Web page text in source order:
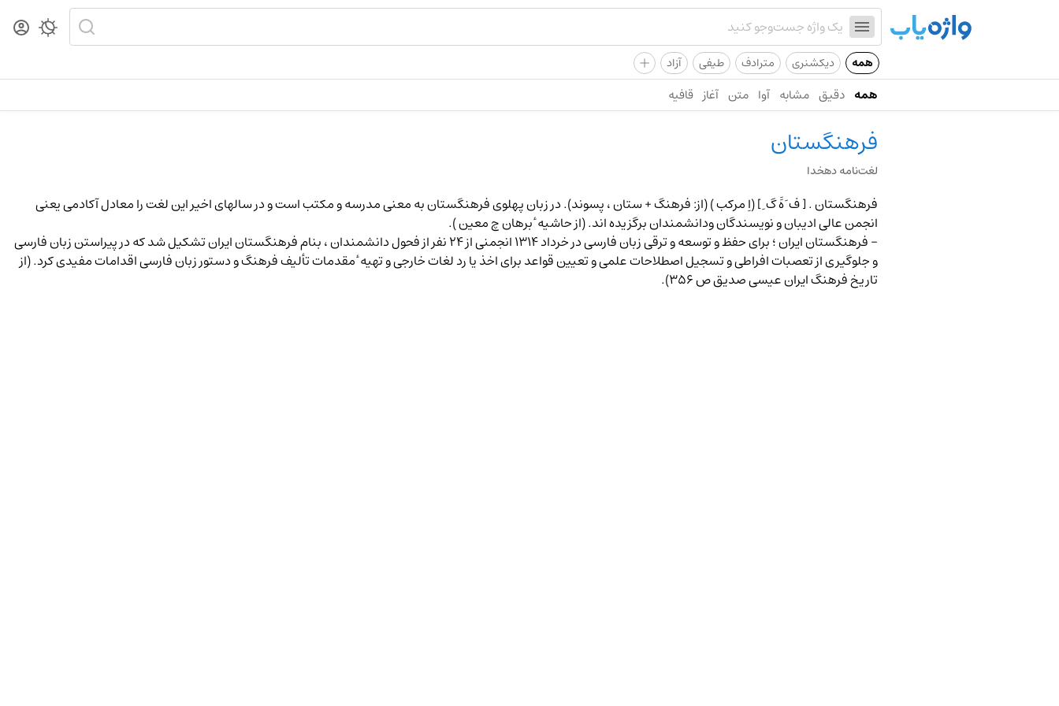
همه دیکشنری مترادف طیفی آزاد +
همه دقیق مشابه آوا متن آغاز قافیه
فرهنگستان
لغت‌نامه دهخدا
فرهنگستان .[ ف َ هََ گ ِ ] (اِ مرکب ) (از: فرهنگ + ستان ، پسوند). در زبان پهلوی فرهنگستان به معنی مدرسه و مکتب است و در سالهای اخیر این لغت را معادل آکادمی یعنی
انجمن عالی ادیبان و نویسندگان ودانشمندان برگزیده اند. (از حاشیه ٔ برهان چ معین ).
-فرهنگستان ایران؛ برای حفظ و توسعه و ترقی زبان فارسی در خرداد1314انجمنی از24نفر از فحول دانشمندان ، بنام فرهنگستان ایران تشکیل شد که در پیراستن زبان فارسی
و جلوگیری از تعصبات افراطی و تسجیل اصطلاحات علمی و تعیین قواعد برای اخذ یا رد لغات خارجی و تهیه ٔ مقدمات تألیف فرهنگ و دستور زبان فارسی اقدامات مفیدی کرد. (از
تاریخ فرهنگ ایران عیسی صدیق ص356
).